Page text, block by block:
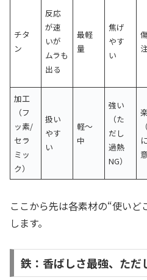
チタ
ン
反応
が速
いが
ムラも
出る
最軽
量
焦げ
やす
い
加工
（フ
ッ素/
セラ
ミッ
ク）
扱い
やす
い
軽〜
中
強い
（た
だし
過熱
NG）
楽
ここから先は各素材の“使い
します。
鉄：香ばしさ最強、ただ